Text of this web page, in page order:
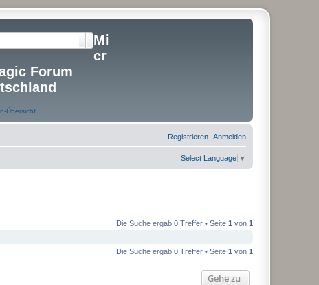
Suche
Erweiterte Suche
Mi
cr
Forum
Anmelden
Registrieren
Select Language ▼
Die Suche ergab 0 Treffer • Seite 1 von 1
Die Suche ergab 0 Treffer • Seite 1 von 1
Gehe zu